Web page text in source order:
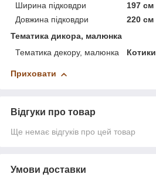
Ширина підковдри
197 см
Довжина підковдри
220 см
Тематика дикора, малюнка
Тематика декору, малюнка
Котики
Приховати
Відгуки про товар
Ще немає відгуків про цей товар
Умови доставки